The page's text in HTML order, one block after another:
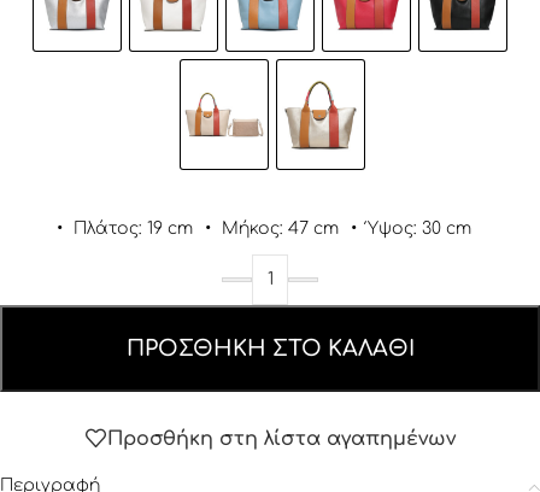
• Πλάτος: 19 cm • Μήκος: 47 cm • Ύψος: 30 cm
ΠΡΟΣΘΉΚΗ ΣΤΟ ΚΑΛΆΘΙ
Προσθήκη στη λίστα αγαπημένων
Περιγραφή